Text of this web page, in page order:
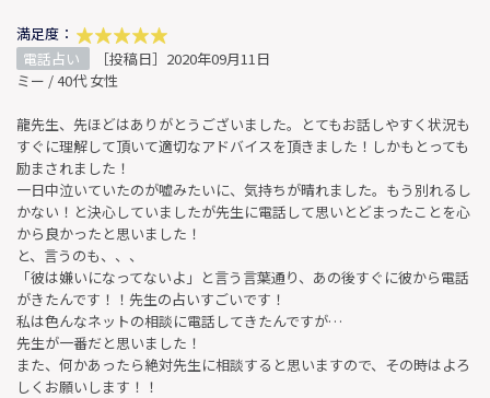
満足度：
電話占い
［投稿日］2020年09月11日
ミー / 40代 女性
龍先生、先ほどはありがとうございました。とてもお話しやすく状況も
すぐに理解して頂いて適切なアドバイスを頂きました！しかもとっても
励まされました！
一日中泣いていたのが嘘みたいに、気持ちが晴れました。もう別れるし
かない！と決心していましたが先生に電話して思いとどまったことを心
から良かったと思いました！
と、言うのも、、、
「彼は嫌いになってないよ」と言う言葉通り、あの後すぐに彼から電話
がきたんです！！先生の占いすごいです！
私は色んなネットの相談に電話してきたんですが…
先生が一番だと思いました！
また、何かあったら絶対先生に相談すると思いますので、その時はよろ
しくお願いします！！